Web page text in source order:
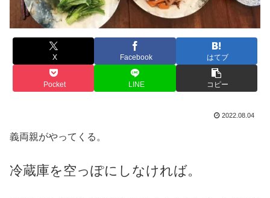
X Facebook はてブ
Pocket LINE コピー
2022.08.04
義両親がやってくる。
冷蔵庫を空っぽにしなければ。